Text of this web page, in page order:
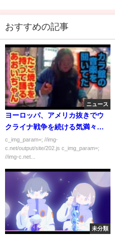
おすすめの記事
ニュース
ヨーロッパ、アメリカ抜きでウ
クライナ戦争を続ける気満々ｗ
ｗｗｗｗ
c_img_param=; //img-
c.net/output/site/202.js c_img_param=;
//img-c.net...
未分類